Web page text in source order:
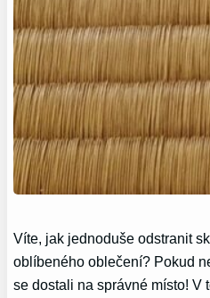
Víte, jak jednoduše odstranit
oblíbeného oblečení? Pokud
se dostali na správné místo! V